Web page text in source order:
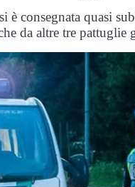
è consegnata quasi
da altre tre pattuglie